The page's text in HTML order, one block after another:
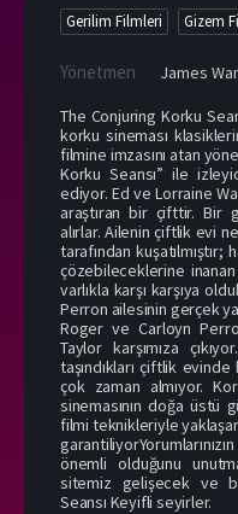
Gerilim Filmleri Gizem
Yönetmen
James
The Conjuring Korku
korku sineması
filmine imzasını atan
Korku Seansı” ile
ediyor. Ed ve Lorraine
araştıran bir çifttir. Bir
alırlar. Ailenin çiftlik evi
tarafından
çözebileceklerine
varlıkla karşı karşıya
Perron ailesinin gerçek
Roger ve Carloyn
Taylor karşımıza
taşındıkları çiftlik
çok zaman almıyor.
sinemasının doğa üstü
filmi teknikleriyle
önemli olduğunu
sitemiz gelişecek ve
Seansı Keyifli seyirler.